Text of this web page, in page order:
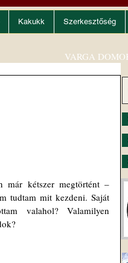
Kakukk Szerkesztőség
már kétszer megtörtént –
tudtam mit kezdeni. Saját
valahol? Valamilyen
VARGA